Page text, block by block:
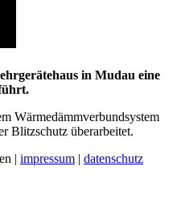
in Mudau eine
Wärmedämmverbundsystem
Blitzschutz überarbeitet.
| impressum | datenschutz